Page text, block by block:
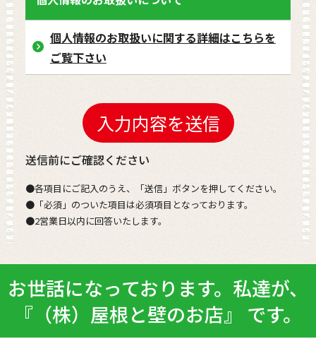
個人情報のお取扱いに関する詳細はこちらを
ご覧下さい
送信前にご確認ください
●各項目にご記入のうえ、「送信」ボタンを押してください。
●「必須」のついた項目は必須項目となっております。
●2営業日以内に回答いたします。
お世話になっております。私達が、
『（株）屋根と壁のお店』 です。